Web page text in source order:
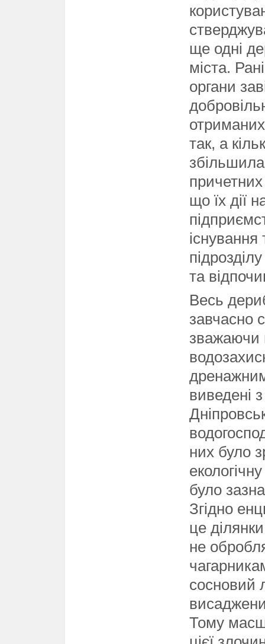
ще одні
міста.
органи
так, а
що їх дії
існування
та
Весь
завчасно
зважаючи
виведені
них було
було
Згідно
це
не
сосновий
Тому